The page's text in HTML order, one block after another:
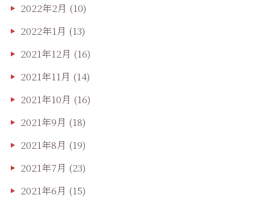
2022年2月 (10)
2022年1月 (13)
2021年12月 (16)
2021年11月 (14)
2021年10月 (16)
2021年9月 (18)
2021年8月 (19)
2021年7月 (23)
2021年6月 (15)